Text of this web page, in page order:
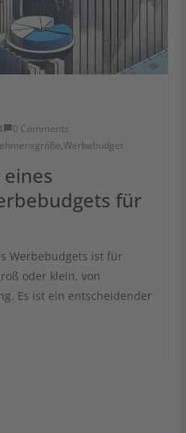
0 Comments
,Werbebudget
für
Werbebudgets ist für
oder klein, von
Es ist ein entscheidender